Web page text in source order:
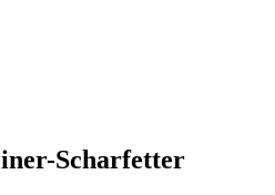
Scharfetter